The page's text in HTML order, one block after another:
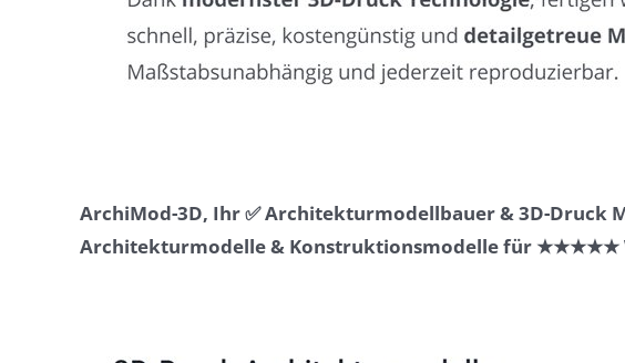
ArchiMod-3D, Ihr ✅ Architekturmodellbauer & 3D-
Architekturmodelle & Konstruktionsmodelle für ★★★★★